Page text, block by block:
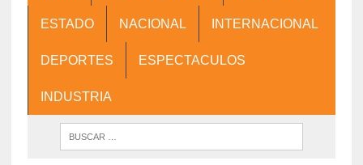
ESTADO NACIONAL INTERNACIONAL
DEPORTES ESPECTACULOS
INDUSTRIA